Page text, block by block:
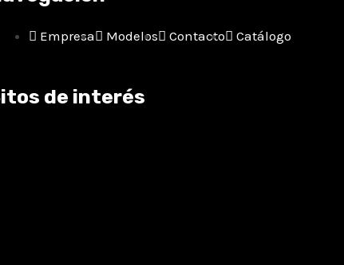
Empresa Modelos Contacto Catálogo
de interés